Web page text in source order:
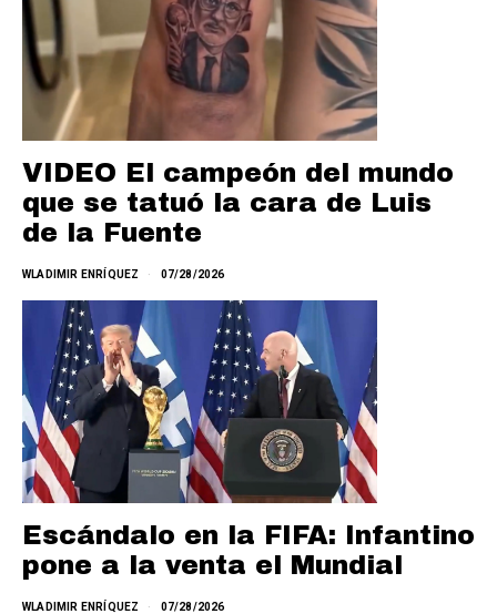
VIDEO El campeón del mundo
que se tatuó la cara de Luis
de la Fuente
WLADIMIR ENRÍQUEZ 07/28/2026
Escándalo en la FIFA: Infantino
pone a la venta el Mundial
WLADIMIR ENRÍQUEZ 07/28/2026